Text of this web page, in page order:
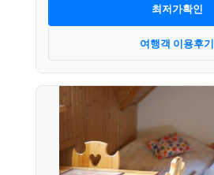
최저가확인
여행객 이용후기